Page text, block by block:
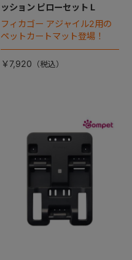
ッション ピローセット L
フィカゴー アジャイル2用の
ペットカートマット登場！
￥7,920